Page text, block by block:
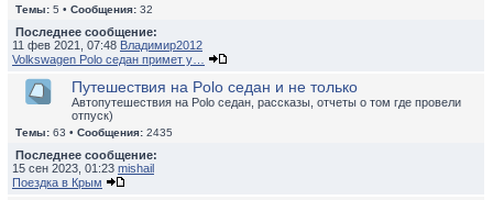
Темы: 5 • Сообщения: 32
Последнее сообщение:
11 фев 2021, 07:48 Владимир2012
Volkswagen Polo седан примет у…
Путешествия на Polo седан и не только
Автопутешествия на Polo седан, рассказы, отчеты о том где провели
отпуск)
Темы: 63 • Сообщения: 2435
Последнее сообщение:
15 сен 2023, 01:23 mishail
Поездка в Крым